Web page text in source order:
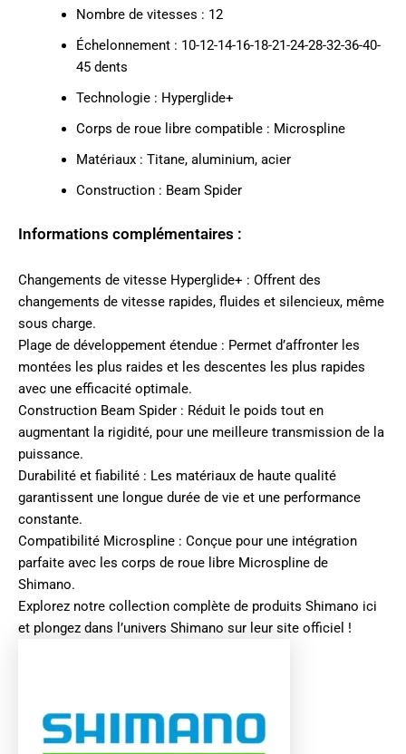
Nombre de vitesses : 12
Échelonnement : 10-12-14-16-18-21-24-28-32-36-40-
45 dents
Technologie : Hyperglide+
Corps de roue libre compatible : Microspline
Matériaux : Titane, aluminium, acier
Construction : Beam Spider
Informations complémentaires :
Changements de vitesse Hyperglide+ : Offrent des
changements de vitesse rapides, fluides et silencieux, même
sous charge.
Plage de développement étendue : Permet d’affronter les
montées les plus raides et les descentes les plus rapides
avec une efficacité optimale.
Construction Beam Spider : Réduit le poids tout en
augmentant la rigidité, pour une meilleure transmission de la
puissance.
Durabilité et fiabilité : Les matériaux de haute qualité
garantissent une longue durée de vie et une performance
constante.
Compatibilité Microspline : Conçue pour une intégration
parfaite avec les corps de roue libre Microspline de
Shimano.
Explorez notre collection complète de produits Shimano ici
et plongez dans l’univers Shimano sur leur site officiel !